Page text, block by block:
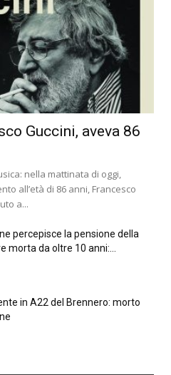
Guccini, aveva 86
nella mattinata di oggi,
all’età di 86 anni, Francesco
a...
percepisce la pensione della
morta da oltre 10 anni:...
in A22 del Brennero: morto